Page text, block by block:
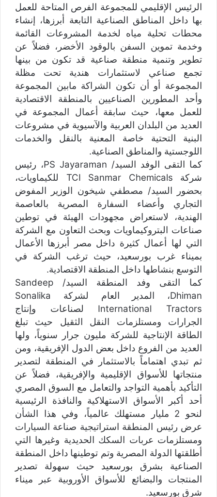
الرئيس الإقليمي للمجموعة الفرص المتاحة للعمل
بها داخل المناطق الصناعية التابعة أبرزها، إنشاء
محطات تحلية مياه لخدمة المشروعات القائمة
وخدمة تموين السفن بالوقود الأخضر، فضلاً عن
تطوير وتنمية منطقة صناعية قد تكون من بينها
تجمع صناعي لاستثمارات هندية تحت مظلة
المجموعة أو أن تكون الشراكة مابين المجموعة
وأحد المطورين الصناعيين بالمنطقة الاقتصادية
للعمل معها، حيث سابقة أعمال المجموعة في
العديد من البلدان العربية والآسيوية في مشروعات
البنية التحتية خاصة المعنية بالنقل والخدمات
اللوجستية والمناطق الصناعية.
كما التقى الوفد السيد/ PS Jayaraman، رئيس
شركة TCI Sanmar Chemicals للكيماويات،
بحضور السيد/ مصطفي شيخون الوزير المفوض
التجاري وأعضاء السفارة المصرية بالعاصمة
الهندية، لاستعراض مجهودات الهيئة في توطين
صناعات البتروكيماويات وبحث التعاون مع الشركة
التي لها أعمال كثيرة داخل مصر أبرزها الأعمال
بميناء غرب بورسعيد، حيث ترغب الشركة في
التوسع بنشاطها داخل المنطقة الاقتصادية.
كما التقى وفد المنطقة السيد/ Sandeep
Dhiman، المدير العام لشركة Sonalika
International Tractors لصناعات وإنتاج
الجرارات ومستلزمات النقل الثقيل حيث تبلغ
الطاقة الإنتاجية للشركة مليون جرار سنوياً، ولها
العديد من الفروع داخل بعض الدول الإفريقية، ومن
ثم تبدي اهتماماً بالاستثمار في المنطقة لتصدير
منتجاتها للأسواق الإقليمية والإفريقية، فضلاً عن
التأكيد بأهمية التواجد والتعامل مع السوق المصري
أحد أكبر الأسواق الاستهلاكية والنافذة الرئيسية
لنحو 2 مليار مستهلك عالمياً، وفي هذا الشأن
عرض رئيس المنطقة استراتيجية صناعة السيارات
ومستلزمات عربات السكك الحديدية وغيرها التي
أطلقتها الدولة المصرية وتم توطينها داخل المنطقة
الصناعية بشرق بورسعيد حيث سهولة تصدير
المنتجات والبضائع للأسواق الأوروبية عبر ميناء
شرق بورسعيد.